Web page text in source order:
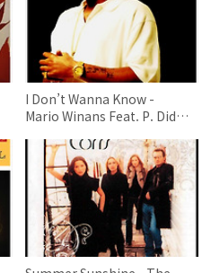
I Don’t Wanna Know -
Mario Winans Feat. P. Diddy